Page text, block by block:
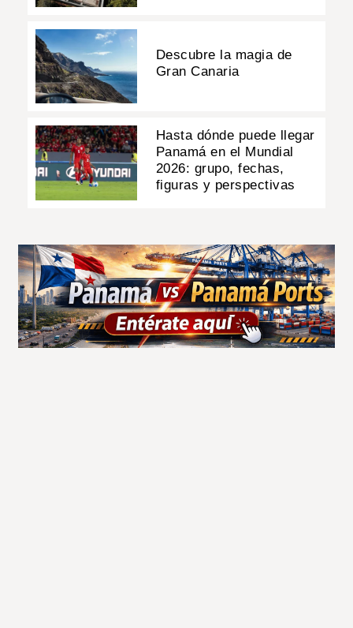
Descubre la magia de
Gran Canaria
Hasta dónde puede llegar
Panamá en el Mundial
2026: grupo, fechas,
figuras y perspectivas